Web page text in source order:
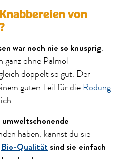
von
war noch nie so knusprig.
ganz ohne Palmöl
doppelt so gut. Der
guten Teil für dieRodung
umweltschonende
haben, kannst du sie
Bio-Qualität sind sie einfach